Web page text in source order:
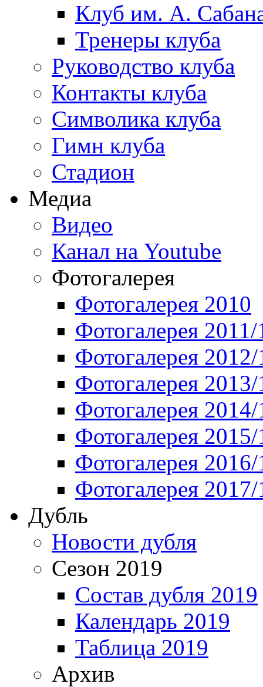
Клуб им. А.
Тренеры клуба
Руководство клуба
Контакты клуба
Символика клуба
Гимн клуба
Стадион
Медиа
Видео
Канал на Youtube
Фотогалерея
Фотогалерея 2010
Фотогалерея 2011/
Фотогалерея
Фотогалерея
Фотогалерея
Фотогалерея
Фотогалерея
Фотогалерея
Дубль
Новости дубля
Сезон 2019
Состав дубля 2019
Календарь 2019
Таблица 2019
Архив